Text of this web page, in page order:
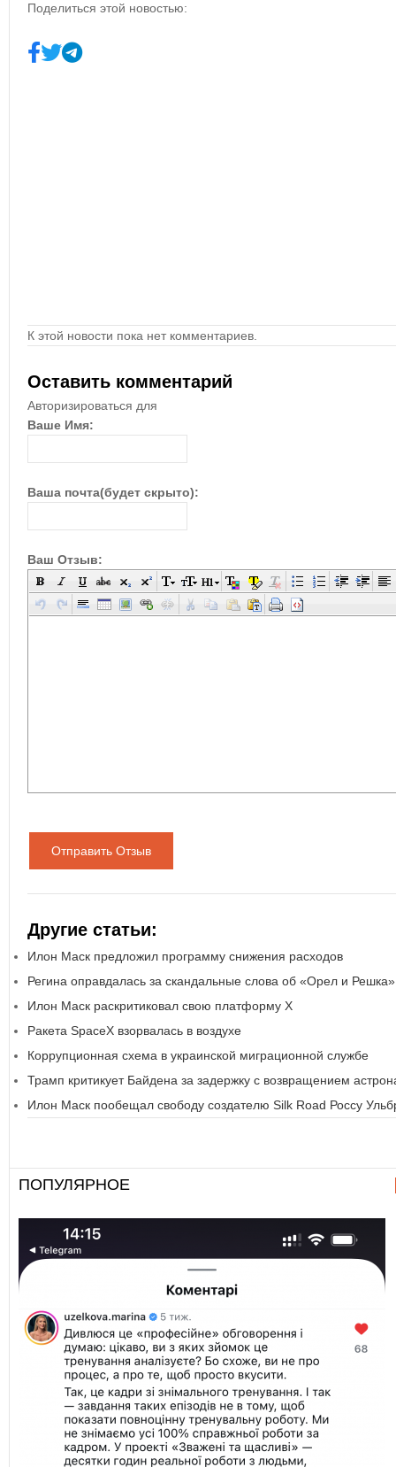
Поделиться этой новостью:
К этой новости пока нет комментариев.
Оставить комментарий
Авторизироваться для
Ваше Имя:
Ваша почта(будет скрыто):
Ваш Отзыв:
Отправить Отзыв
Другие статьи:
Илон Маск предложил программу снижения расходов
Регина оправдалась за скандальные слова об «Орел и Решка»
Илон Маск раскритиковал свою платформу Х
Ракета SpaceX взорвалась в воздухе
Коррупционная схема в украинской миграционной службе
Трамп критикует Байдена за задержку с возвращением
Илон Маск пообещал свободу создателю Silk Road Россу
ПОПУЛЯРНОЕ